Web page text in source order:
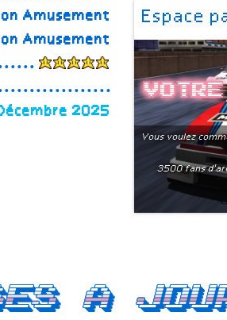
Amusement
Amusement
2025
Espace
Vous voulez
3500 fans
a